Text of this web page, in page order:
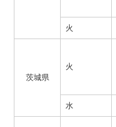
火
茨城県
火
水